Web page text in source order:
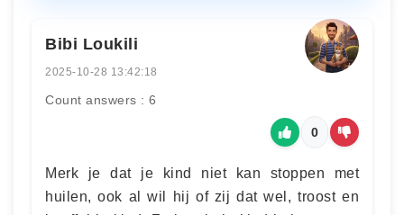
Bibi Loukili
2025-10-28 13:42:18
Count answers : 6
0
Merk je dat je kind niet kan stoppen met
huilen, ook al wil hij of zij dat wel, troost en